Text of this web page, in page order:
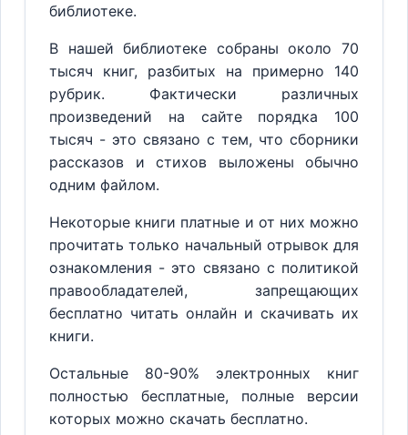
библиотеке.
В нашей библиотеке собраны около 70
тысяч книг, разбитых на примерно 140
рубрик. Фактически различных
произведений на сайте порядка 100
тысяч - это связано с тем, что сборники
рассказов и стихов выложены обычно
одним файлом.
Некоторые книги платные и от них можно
прочитать только начальный отрывок для
ознакомления - это связано с политикой
правообладателей, запрещающих
бесплатно читать онлайн и скачивать их
книги.
Остальные 80-90% электронных книг
полностью бесплатные, полные версии
которых можно скачать бесплатно.